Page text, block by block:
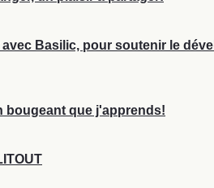
avec Basilic, pour soutenir le
bougeant que j'apprends!